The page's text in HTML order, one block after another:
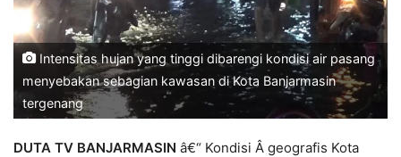
Intensitas hujan yang tinggi dibarengi kondisi air pasang
menyebakan sebagian kawasan di Kota Banjarmasin
tergenang
DUTA TV BANJARMASIN â€“ Kondisi Â geografis Kota